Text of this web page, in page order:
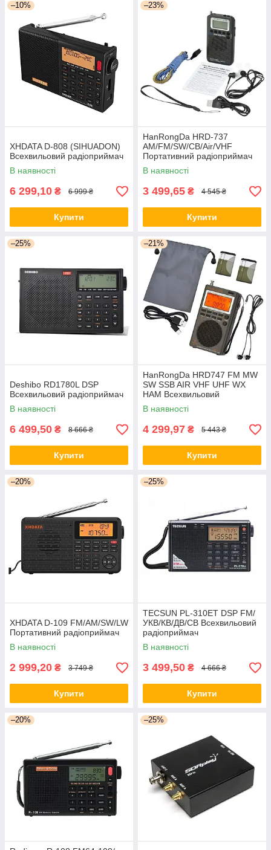
–10%
XHDATA D-808 (SIHUADON)
Всехвильовий радіоприймач
В наявності
6 299,10 ₴ 6 999 ₴
Купити
–23%
HanRongDa HRD-737
AM/FM/SW/CB/Air/VHF
Портативний радіоприймач
В наявності
3 499,65 ₴ 4 545 ₴
Купити
–25%
Deshibo RD1780L DSP
Всехвильовий радіоприймач
В наявності
6 499,50 ₴ 8 666 ₴
Купити
–21%
HanRongDa HRD747 FM MW
SW SSB AIR VHF UHF WX
HAM Всехвильовий
радіоприймач
В наявності
4 299,97 ₴ 5 443 ₴
Купити
–20%
XHDATA D-109 FM/AM/SW/LW
Портативний радіоприймач
В наявності
2 999,20 ₴ 3 749 ₴
Купити
–25%
TECSUN PL-310ET DSP FM/
УКВ/КВ/ДВ/СВ Всехвильовий
радіоприймач
В наявності
3 499,50 ₴ 4 666 ₴
Купити
–20% –25%